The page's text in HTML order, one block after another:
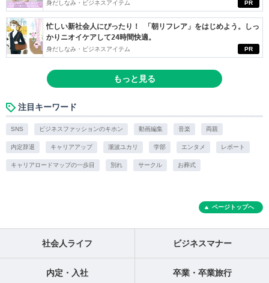
PR
身だしなみ・ビジネスアイテム
PR
忙しい新社会人にぴったり！ 「朝リフレア」をはじめよう。しっ
かりニオイケアして24時間快適。
身だしなみ・ビジネスアイテム
もっと見る
注目キーワード
SNS ビジネスファッションのキホン 動画編集 音楽 両親
内定辞退 キャリアアップ 瀧波ユカリ 学部 エンタメ レポート
キャリアロードマップの一歩目 別れ サークル お葬式
ページトップへ
社会人ライフ ビジネスマナー
内定・入社 卒業・卒業旅行